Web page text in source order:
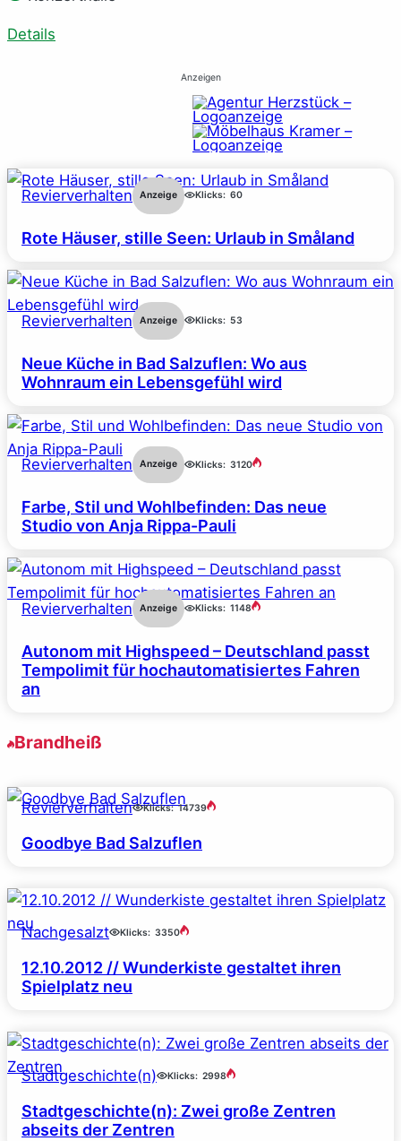
Details
Anzeigen
Revierverhalten Anzeige Klicks: 60
Rote Häuser, stille Seen: Urlaub in Småland
Revierverhalten Anzeige Klicks: 53
Neue Küche in Bad Salzuflen: Wo aus
Wohnraum ein Lebensgefühl wird
Revierverhalten Anzeige Klicks: 3120
Farbe, Stil und Wohlbefinden: Das neue
Studio von Anja Rippa-Pauli
Revierverhalten Anzeige Klicks: 1148
Autonom mit Highspeed – Deutschland passt
Tempolimit für hochautomatisiertes Fahren
an
Brandheiß
Revierverhalten Klicks: 14739
Goodbye Bad Salzuflen
Nachgesalzt Klicks: 3350
12.10.2012 // Wunderkiste gestaltet ihren
Spielplatz neu
Stadtgeschichte(n) Klicks: 2998
Stadtgeschichte(n): Zwei große Zentren
abseits der Zentren